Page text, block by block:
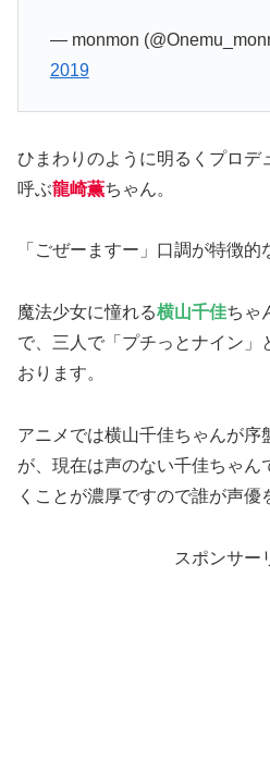
— monmon
2019
ひまわりのように明るくプロデ
呼ぶ龍崎薫ちゃん。
「ごぜーますー」口調が特徴的
魔法少女に憧れる横山千佳ちゃ
で、三人で「プチっとナイン」
おります。
アニメでは横山千佳ちゃんが序
が、現在は声のない千佳ちゃん
くことが濃厚ですので誰が声優
スポンサー